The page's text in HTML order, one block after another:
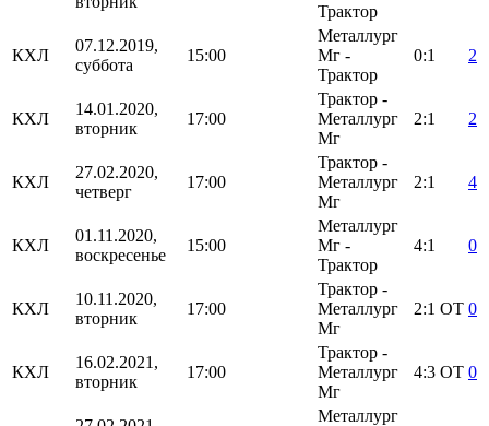
Трактор
КХЛ
07.12.2019,
суббота
15:00
Металлург
Мг -
Трактор
0:1 2
КХЛ
14.01.2020,
вторник
17:00
Трактор -
Металлург
Мг
2:1 2
КХЛ
27.02.2020,
четверг
17:00
Трактор -
Металлург
Мг
2:1 4
КХЛ
01.11.2020,
воскресенье
15:00
Металлург
Мг -
Трактор
4:1 0
КХЛ
10.11.2020,
вторник
17:00
Трактор -
Металлург
Мг
2:1 ОТ 0
КХЛ
16.02.2021,
вторник
17:00
Трактор -
Металлург
Мг
4:3 ОТ 0
Металлург